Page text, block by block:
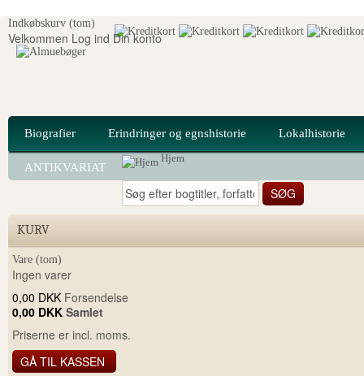
Indkøbskurv (tom)
Velkommen Log ind Din konto
Biografier Erindringer og egnshistorie Lokalhistorie
ANTIKVARIAT
Hjem
KURV
Vare (tom)
Ingen varer
0,00 DKK Forsendelse
0,00 DKK Samlet
Priserne er incl. moms.
GÅ TIL KASSEN